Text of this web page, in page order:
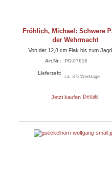
Fröhlich, Michael: Schwere
der Wehrmacht
Von der 12,8 cm Flak bis zum
Art.Nr.: PD-07616
Lieferzeit:
ca. 3-5 Werktage
Jetzt kaufen Details